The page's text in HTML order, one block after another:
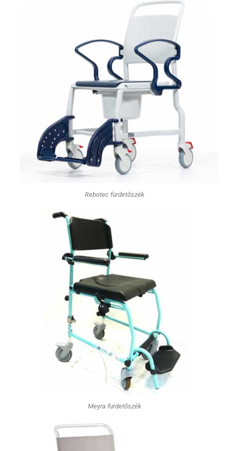
Rebotec fürdetőszék
Meyra fürdetőszék